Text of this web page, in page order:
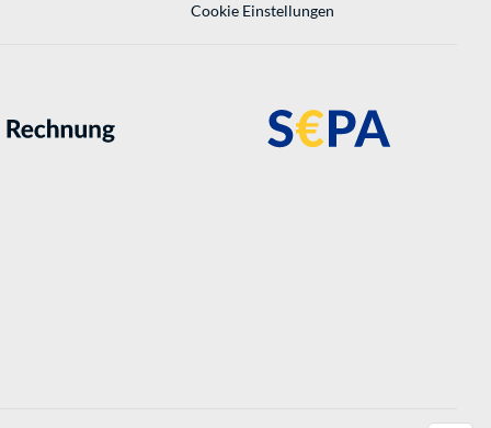
Cookie Einstellungen